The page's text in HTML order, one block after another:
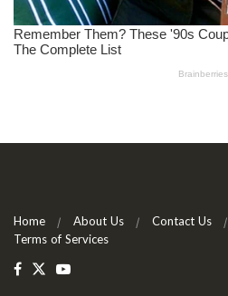
Home About Us Contact Us
Terms of Services